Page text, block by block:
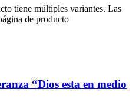
tiene múltiples variantes. Las
de producto
“Dios esta en medio